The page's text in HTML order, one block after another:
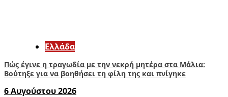
Ελλάδα
Πώς έγινε η τραγωδία με την νεκρή μητέρα στα Μάλια:
Βούτηξε για να βοηθήσει τη φίλη της και πνίγηκε
6 Αυγούστου 2026